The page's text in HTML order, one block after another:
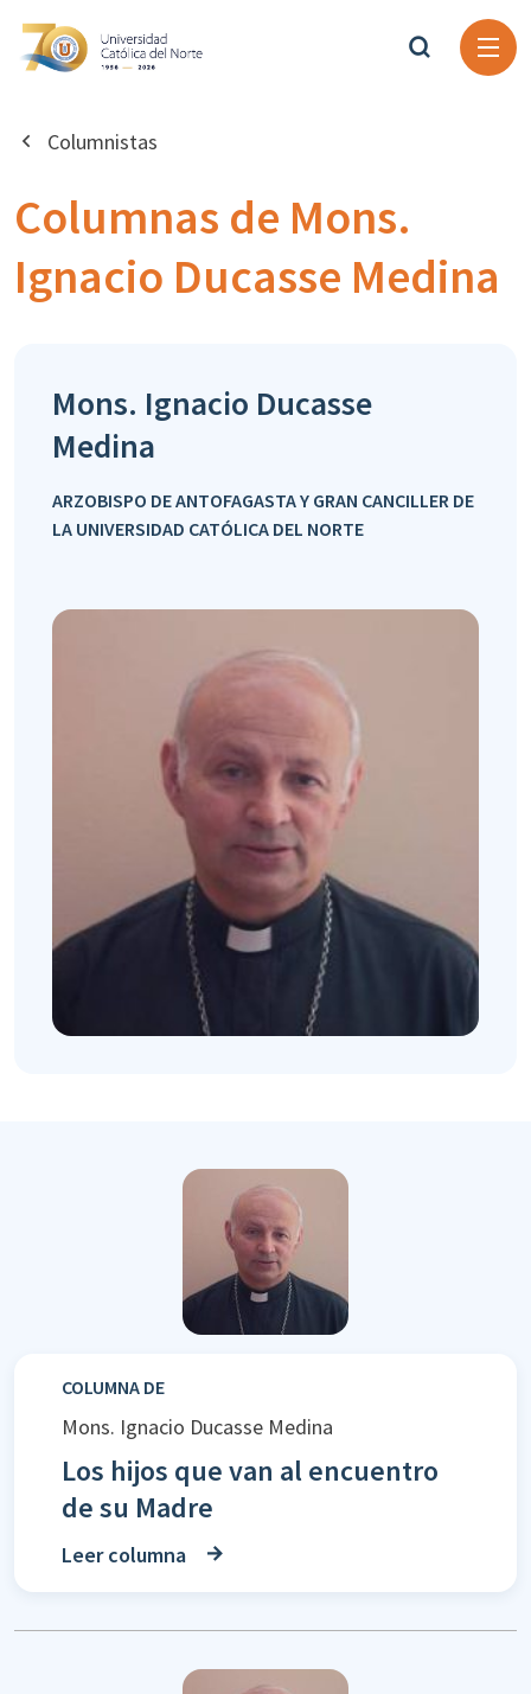
Columnistas
Columnas de Mons.
Ignacio Ducasse Medina
Mons. Ignacio Ducasse
Medina
ARZOBISPO DE ANTOFAGASTA Y GRAN CANCILLER DE
LA UNIVERSIDAD CATÓLICA DEL NORTE
COLUMNA DE
Mons. Ignacio Ducasse Medina
Los hijos que van al encuentro
de su Madre
Leer columna